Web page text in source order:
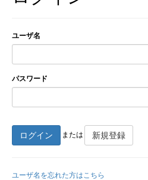
ユーザ名
パスワード
ログイン または 新規登録
ユーザ名を忘れた方はこちら